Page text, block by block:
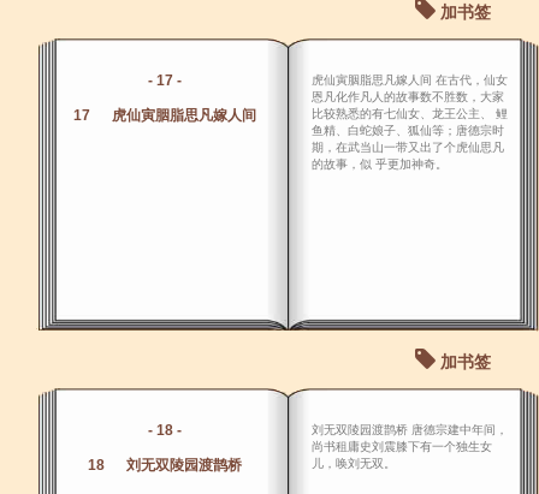
加书签
- 17 -
17 虎仙寅胭脂思凡嫁人间
虎仙寅胭脂思凡嫁人间 在古代，仙女
恩凡化作凡人的故事数不胜数，大家
比较熟悉的有七仙女、龙王公主、 鲤
鱼精、白蛇娘子、狐仙等；唐德宗时
期，在武当山一带又出了个虎仙思凡
的故事，似 乎更加神奇。
加书签
- 18 -
18 刘无双陵园渡鹊桥
刘无双陵园渡鹊桥 唐德宗建中年间，
尚书租庸史刘震膝下有一个独生女
儿，唤刘无双。